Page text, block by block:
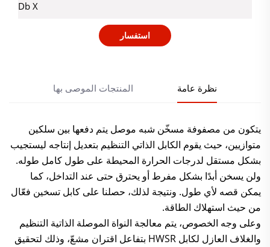
Db X
استفسار
نظرة عامة المنتجات الموصى بها
يتكون من مصفوفة مسخّن شبه موصل يتم دفعها بين سلكين
متوازيين، حيث يقوم الكابل الذاتي التنظيم بتعديل إنتاجه ليستجيب
بشكل مستقل لدرجات الحرارة المحيطة على طول كامل طوله.
ولن يسخن أبدًا بشكل مفرط أو يحترق حتى عند التداخل، كما
يمكن قصه لأي طول. ونتيجة لذلك، حصلنا على كابل تسخين فعّال
من حيث استهلاك الطاقة.
وعلى وجه الخصوص، يتم معالجة النواة الموصلة الذاتية التنظيم
والغلاف العازل لكابل HWSR بتفاعل اقتران مشعّ، وذلك لتحقيق